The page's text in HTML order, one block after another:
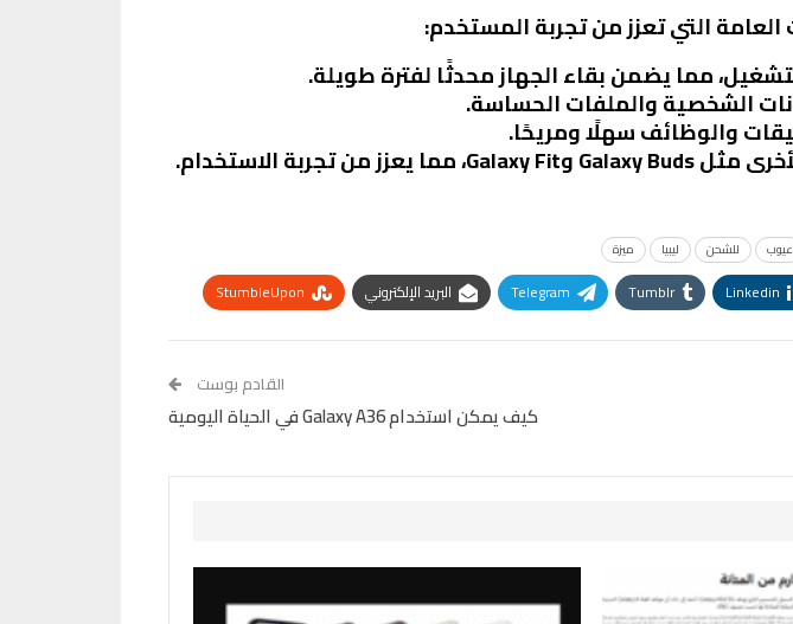
عيوب للشحن ليبيا ميزة
Linkedin
Tumblr
Telegram البريد الإلكتروني
StumbleUpon
القادم بوست
كيف يمكن استخدام Galaxy A36 في الحياة اليومية